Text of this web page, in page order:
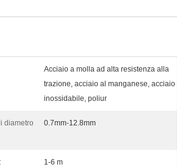
Acciaio a molla ad alta resistenza alla
trazione, acciaio al manganese, acciaio
inossidabile, poliur
diametro
0.7mm-12.8mm
1-6 m